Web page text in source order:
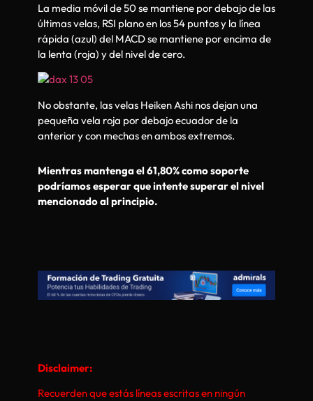
La media móvil de 50 se mantiene por debajo de las
últimas velas, RSI plano en los 54 puntos y la línea
rápida (azul) del MACD se mantiene por encima de
la lenta (roja) y del nivel de cero.
No obstante, las velas Heiken Ashi nos dejan una
pequeña vela roja por debajo ecuador de la
anterior y con mechas en ambos extremos.
Mientras mantenga el 61,80% como soporte
podríamos esperar que intente superar el nivel
mencionado al principio.
Disclaimer:
Recuerden que estás líneas escritas en ningún